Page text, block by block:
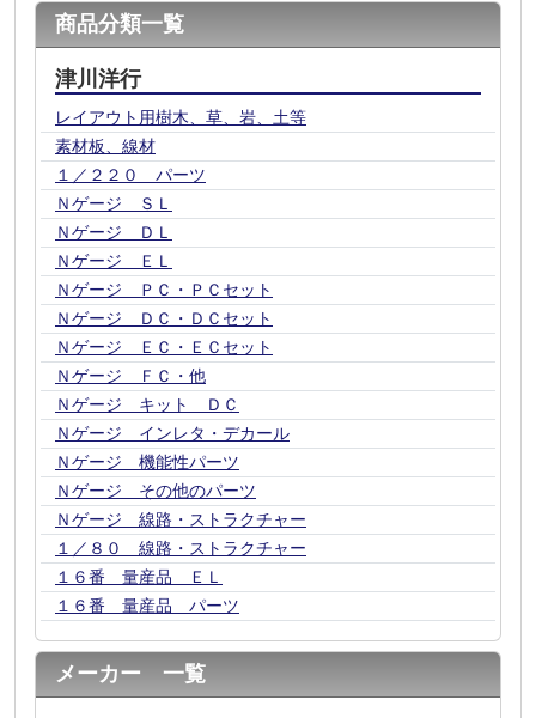
商品分類一覧
津川洋行
レイアウト用樹木、草、岩、土等
素材板、線材
１／２２０ パーツ
Ｎゲージ ＳＬ
Ｎゲージ ＤＬ
Ｎゲージ ＥＬ
Ｎゲージ ＰＣ・ＰＣセット
Ｎゲージ ＤＣ・ＤＣセット
Ｎゲージ ＥＣ・ＥＣセット
Ｎゲージ ＦＣ・他
Ｎゲージ キット ＤＣ
Ｎゲージ インレタ・デカール
Ｎゲージ 機能性パーツ
Ｎゲージ その他のパーツ
Ｎゲージ 線路・ストラクチャー
１／８０ 線路・ストラクチャー
１６番 量産品 ＥＬ
１６番 量産品 パーツ
メーカー 一覧